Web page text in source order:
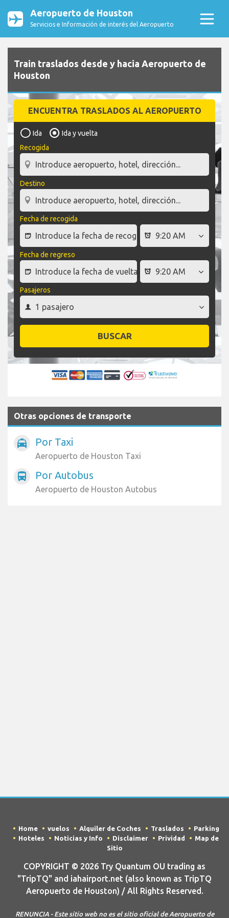
Aeropuerto de Houston
Servicios e Información de interés del Aeropuerto
Train traslados desde y hacia Aeropuerto de
Houston
ENCUENTRA TRASLADOS AL AEROPUERTO
Ida
Ida y vuelta
Recogida
Destino
Fecha de recogida
Fecha de regreso
Pasajeros
BUSCAR
Otras opciones de transporte
local_taxi Por Taxi
Aeropuerto de Houston Taxi
directions_bus Por Autobus
Aeropuerto de Houston Autobus
Home vuelos Alquiler de Coches Traslados
Parking
Hoteles
Noticias y Info Disclaimer Prividad
Map de
Sitio
COPYRIGHT © 2026 Try Quantum OU trading as
"TripTQ" and iahairport.net (also known as TripTQ
Aeropuerto de Houston) / All Rights Reserved.
RENUNCIA - Este sitio web no es el sitio oficial de Aeropuerto de